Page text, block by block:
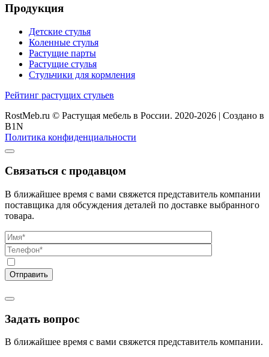
Продукция
Детские стулья
Коленные стулья
Растущие парты
Растущие стулья
Стульчики для кормления
Рейтинг растущих стульев
RostMeb.ru © Растущая мебель в России. 2020-2026 | Создано в
B1N
Политика конфиденциальности
Связаться с продавцом
В ближайшее время с вами свяжется представитель компании
поставщика для обсуждения деталей по доставке выбранного
товара.
Задать вопрос
В ближайшее время с вами свяжется представитель компании.